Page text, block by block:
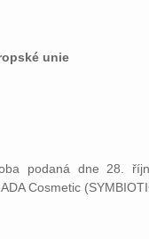
unie
podaná dne 28.
Cosmetic